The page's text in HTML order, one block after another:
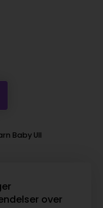
Baby Ull
over